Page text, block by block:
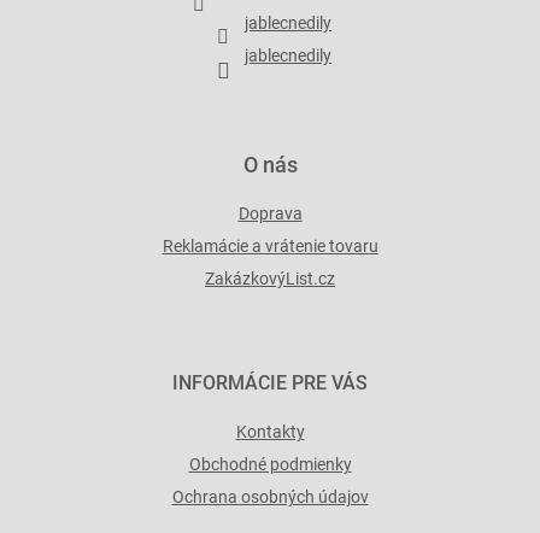
jablecnedily
jablecnedily
O nás
Doprava
Reklamácie a vrátenie tovaru
ZakázkovýList.cz
INFORMÁCIE PRE VÁS
Kontakty
Obchodné podmienky
Ochrana osobných údajov